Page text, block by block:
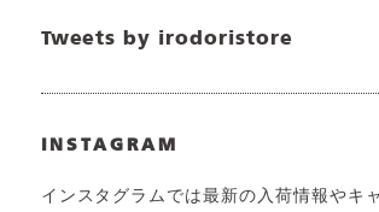
Tweets by irodoristore
INSTAGRAM
インスタグラムでは最新の入荷情報やキ